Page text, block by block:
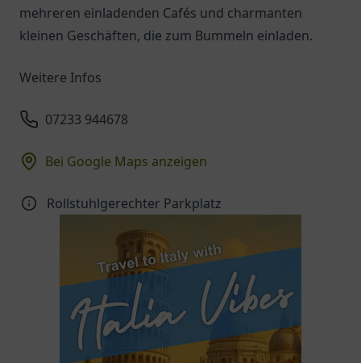
mehreren einladenden Cafés und charmanten
kleinen Geschäften, die zum Bummeln einladen.
Weitere Infos
07233 944678
Bei Google Maps anzeigen
Rollstuhlgerechter Parkplatz